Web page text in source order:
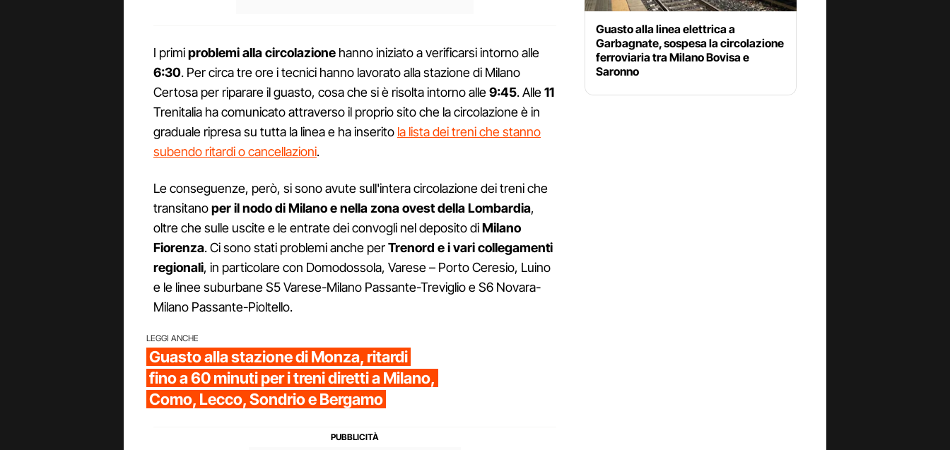
I primiproblemi alla circolazione hanno iniziato a verificarsi intorno alle
6:30. Per circa tre ore i tecnici hanno lavorato alla stazione di Milano
Certosa per riparare il guasto, cosa che si è risolta intorno alle9:45. Alle11
Trenitalia ha comunicato attraverso il proprio sito che la circolazione è in
graduale ripresa su tutta la linea e ha inserito la lista dei treni che stanno
subendo ritardi o cancellazioni.
Le conseguenze, però, si sono avute sull'intera circolazione dei treni che
transitanoper il nodo di Milano e nella zona ovest della Lombardia,
oltre che sulle uscite e le entrate dei convogli nel deposito diMilano
Fiorenza. Ci sono stati problemi anche perTrenord e i vari collegamenti
regionali, in particolare con Domodossola, Varese – Porto Ceresio, Luino
e le linee suburbane S5 Varese-Milano Passante-Treviglio e S6 Novara-
Milano Passante-Pioltello.
LEGGI ANCHE
Guasto alla stazione di Monza, ritardi
fino a 60 minuti per i treni diretti a Milano,
Como, Lecco, Sondrio e Bergamo
Guasto alla linea elettrica a
Garbagnate, sospesa la circolazione
ferroviaria tra Milano Bovisa e
Saronno